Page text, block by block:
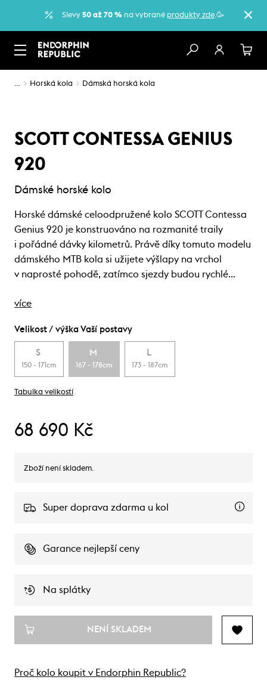
Slevy 50 až 70 % na vybrané produkty zde.🥳
… Horská kola Dámská horská kola
SCOTT CONTESSA GENIUS
920
Dámské horské kolo
Horské dámské celoodpružené kolo SCOTT Contessa
Genius 920 je konstruováno na rozmanité traily
i pořádné dávky kilometrů. Právě díky tomuto modelu
dámského MTB kola si užijete výšlapy na vrchol
v naprosté pohodě, zatímco sjezdy budou rychlé…
více
Velikost / výška Vaší postavy
S
150 - 171cm
M
167 - 178cm
L
173 - 187cm
Tabulka velikostí
68 690 Kč
Zboží není skladem.
Super doprava zdarma u kol
Garance nejlepší ceny
Na splátky
NENÍ SKLADEM
Proč kolo koupit v Endorphin Republic?